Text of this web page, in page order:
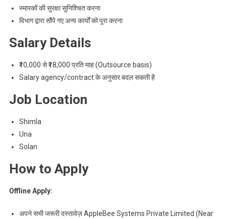
स्मारकों की सुरक्षा सुनिश्चित करना
विभाग द्वारा सौंपे गए अन्य कार्यों को पूरा करना
Salary Details
₹10,000 से ₹18,000 प्रति माह (Outsource basis)
Salary agency/contract के अनुसार बदल सकती है
Job Location
Shimla
Una
Solan
How to Apply
Offline Apply:
अपने सभी जरूरी दस्तावेज़ AppleBee Systems Private Limited (Near